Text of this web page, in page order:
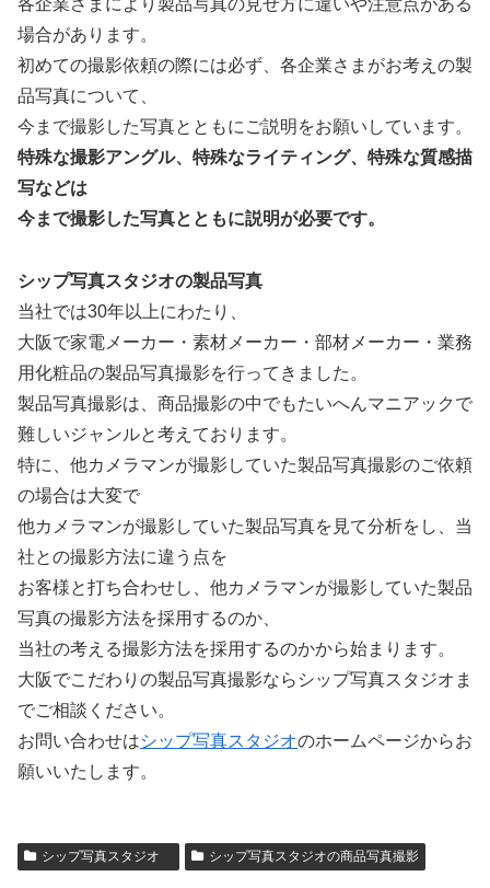
各企業さまにより製品写真の見せ方に違いや注意点がある
場合があります。
初めての撮影依頼の際には必ず、各企業さまがお考えの製
品写真について、
今まで撮影した写真とともにご説明をお願いしています。
特殊な撮影アングル、特殊なライティング、特殊な質感描
写などは
今まで撮影した写真とともに説明が必要です。
シップ写真スタジオの製品写真
当社では30年以上にわたり、
大阪で家電メーカー・素材メーカー・部材メーカー・業務
用化粧品の製品写真撮影を行ってきました。
製品写真撮影は、商品撮影の中でもたいへんマニアックで
難しいジャンルと考えております。
特に、他カメラマンが撮影していた製品写真撮影のご依頼
の場合は大変で
他カメラマンが撮影していた製品写真を見て分析をし、当
社との撮影方法に違う点を
お客様と打ち合わせし、他カメラマンが撮影していた製品
写真の撮影方法を採用するのか、
当社の考える撮影方法を採用するのかから始まります。
大阪でこだわりの製品写真撮影ならシップ写真スタジオま
でご相談ください。
お問い合わせはシップ写真スタジオのホームページからお
願いいたします。
シップ写真スタジオ シップ写真スタジオの商品写真撮影